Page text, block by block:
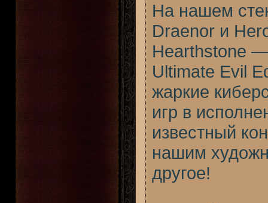
На нашем
Draenor и
Hearthstone
Ultimate Evil
жаркие
игр в
известный
нашим
другое!